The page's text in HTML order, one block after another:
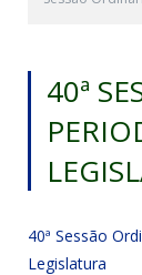
40ª
40ª Sessão
Legislatura